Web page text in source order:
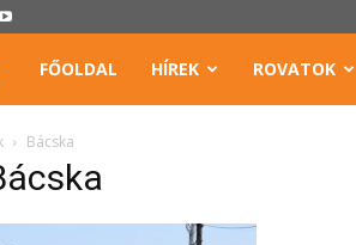
Képes
Újság
FŐOLDAL HÍREK ROVATOK
Bácska